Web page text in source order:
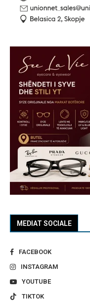
MEDIAT SOCIALE
FACEBOOK
INSTAGRAM
YOUTUBE
TIKTOK